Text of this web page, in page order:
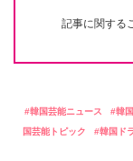
記事に関する
韓国芸能ニュース 韓
国芸能トピック
韓国ド